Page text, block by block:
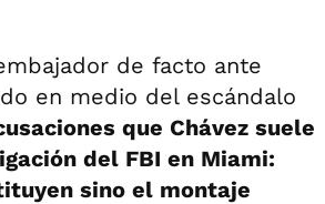
de facto ante
en medio del escándalo
que Chávez suele
del FBI en Miami:
sino el montaje